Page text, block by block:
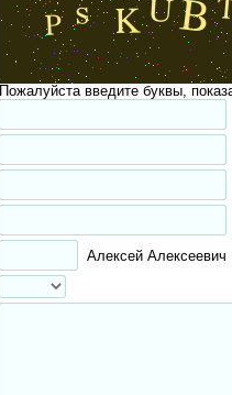
Пожалуйста введите буквы,
Алексей